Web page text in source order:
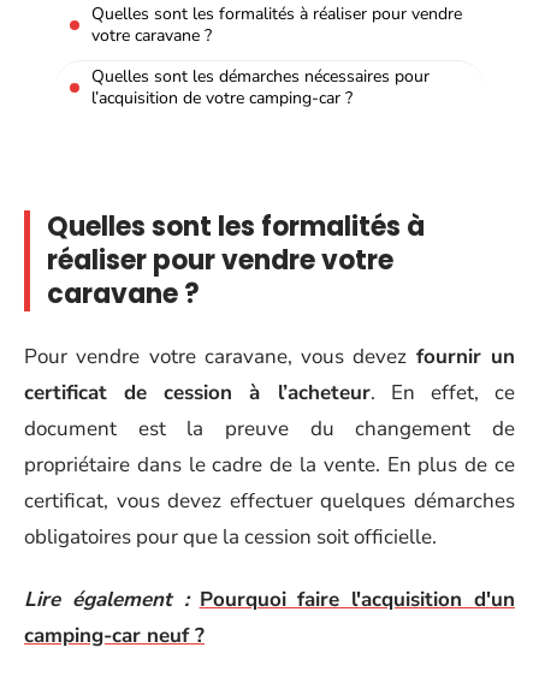
Quelles sont les formalités à réaliser pour vendre
votre caravane ?
Quelles sont les démarches nécessaires pour
l’acquisition de votre camping-car ?
Quelles sont les formalités à
réaliser pour vendre votre
caravane ?
Pour vendre votre caravane, vous devez fournir un
certificat de cession à l’acheteur. En effet, ce
document est la preuve du changement de
propriétaire dans le cadre de la vente. En plus de ce
certificat, vous devez effectuer quelques démarches
obligatoires pour que la cession soit officielle.
Lire également : Pourquoi faire l'acquisition d'un
camping-car neuf ?